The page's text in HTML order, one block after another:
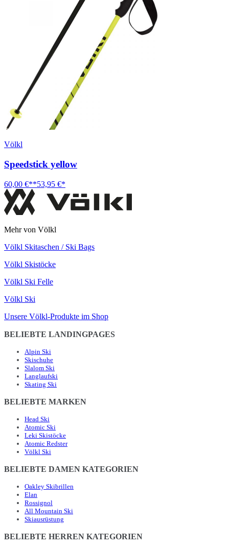
Völkl
Speedstick yellow
60,00 €**53,95 €*
Mehr von Völkl
Völkl Skitaschen / Ski Bags
Völkl Skistöcke
Völkl Ski Felle
Völkl Ski
Unsere Völkl-Produkte im Shop
BELIEBTE LANDINGPAGES
Alpin Ski
Skischuhe
Slalom Ski
Langlaufski
Skating Ski
BELIEBTE MARKEN
Head Ski
Atomic Ski
Leki Skistöcke
Atomic Redster
Völkl Ski
BELIEBTE DAMEN KATEGORIEN
Oakley Skibrillen
Elan
Rossignol
All Mountain Ski
Skiausrüstung
BELIEBTE HERREN KATEGORIEN